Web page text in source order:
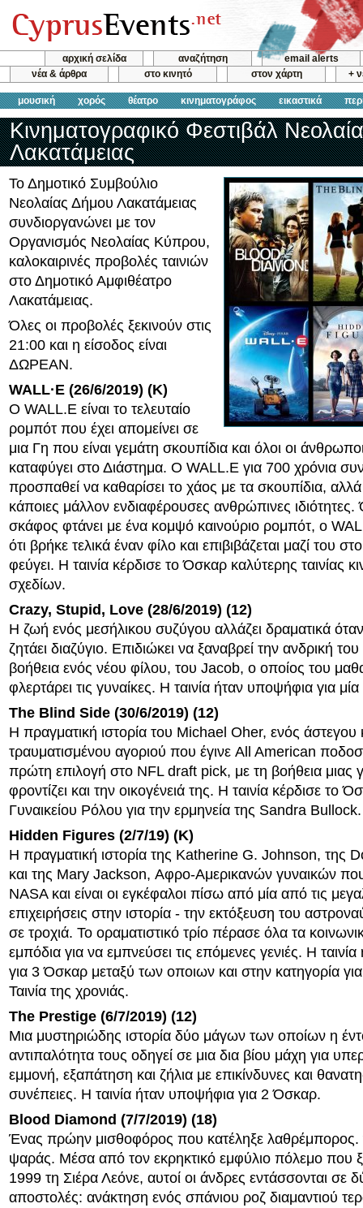
αρχική σελίδα αναζήτηση
email alerts
νέα & άρθρα
στο κινητό στον χάρτη +
μουσική χορός θέατρο κινηματογράφος εικαστικά
Κινηματογραφικό Φεστιβάλ
Λακατάμειας
Το Δημοτικό Συμβούλιο
Νεολαίας Δήμου Λακατάμειας
συνδιοργανώνει με τον
Οργανισμός Νεολαίας Κύπρου,
καλοκαιρινές προβολές ταινιών
στο Δημοτικό Αμφιθέατρο
Λακατάμειας.
Όλες οι προβολές ξεκινούν στις
21:00 και η είσοδος είναι
ΔΩΡΕΑΝ.
WALL·E (26/6/2019) (K)
Ο WALL.E είναι το τελευταίο
ρομπότ που έχει απομείνει σε
μια Γη που είναι γεμάτη σκουπίδια και όλοι οι
καταφύγει στο Διάστημα. Ο WALL.E για 700 χρόνια
προσπαθεί να καθαρίσει το χάος με τα σκουπίδια, αλλά
κάποιες μάλλον ενδιαφέρουσες ανθρώπινες ιδιότητες.
σκάφος φτάνει με ένα κομψό καινούριο ρομπότ, ο
ότι βρήκε τελικά έναν φίλο και επιβιβάζεται μαζί του
φεύγει. Η ταινία κέρδισε το Όσκαρ καλύτερης ταινίας
σχεδίων.
Crazy, Stupid, Love (28/6/2019) (12)
Η ζωή ενός μεσήλικου συζύγου αλλάζει δραματικά
ζητάει διαζύγιο. Επιδιώκει να ξαναβρεί την ανδρική
βοήθεια ενός νέου φίλου, του Jacob, ο οποίος του
φλερτάρει τις γυναίκες. Η ταινία ήταν υποψήφια για
The Blind Side (30/6/2019) (12)
Η πραγματική ιστορία του Michael Oher, ενός άστεγου
τραυματισμένου αγοριού που έγινε All American
πρώτη επιλογή στο NFL draft pick, με τη βοήθεια μιας
φροντίζει και την οικογένειά της. Η ταινία κέρδισε το
Γυναικείου Ρόλου για την ερμηνεία της Sandra Bullock.
Hidden Figures (2/7/19) (K)
Η πραγματική ιστορία της Katherine G. Johnson, της
και της Mary Jackson, Αφρο-Αμερικανών γυναικών
NASA και είναι οι εγκέφαλοι πίσω από μία από τις
επιχειρήσεις στην ιστορία - την εκτόξευση του
σε τροχιά. Το οραματιστικό τρίο πέρασε όλα τα
εμπόδια για να εμπνεύσει τις επόμενες γενιές. Η
για 3 Όσκαρ μεταξύ των οποιων και στην κατηγορία
Ταινία της χρονιάς.
The Prestige (6/7/2019) (12)
Μια μυστηριώδης ιστορία δύο μάγων των οποίων η
αντιπαλότητα τους οδηγεί σε μια δια βίου μάχη για
εμμονή, εξαπάτηση και ζήλια με επικίνδυνες και
συνέπειες. Η ταινία ήταν υποψήφια για 2 Όσκαρ.
Blood Diamond (7/7/2019) (18)
Ένας πρώην μισθοφόρος που κατέληξε λαθρέμπορος.
ψαράς. Μέσα από τον εκρηκτικό εμφύλιο πόλεμο που
1999 τη Σιέρα Λεόνε, αυτοί οι άνδρες εντάσσονται σε
αποστολές: ανάκτηση ενός σπάνιου ροζ διαμαντιού